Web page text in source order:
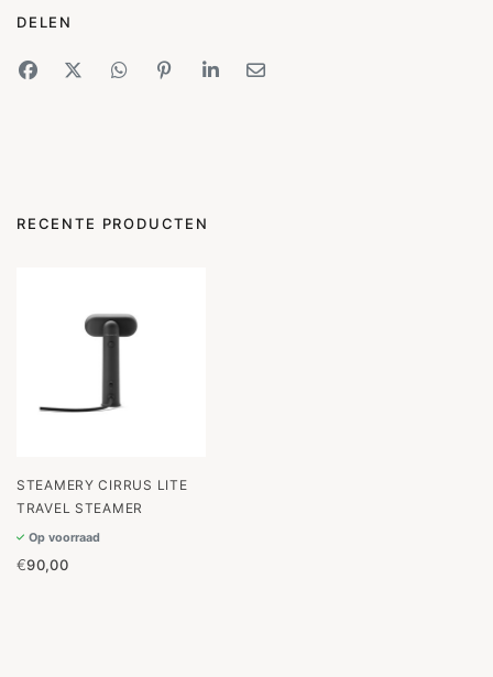
DELEN
RECENTE PRODUCTEN
STEAMERY CIRRUS LITE
TRAVEL STEAMER
Op voorraad
€90,00